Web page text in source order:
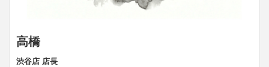
高橋
渋谷店 店長